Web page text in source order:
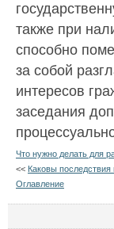
также при
способно
за собой
интересов
заседания
Что нужно делать для
<< Каковы последствия
Оглавление